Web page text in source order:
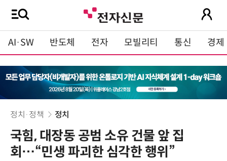
AI·SW 반도체 전자 모빌리티 통신 경제
정치·정책 정치
국힘, 대장동 공범 소유 건물 앞 집
회…“민생 파괴한 심각한 행위”